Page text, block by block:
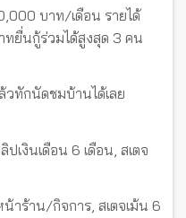
บาท/เดือน รายได้
ยื่นกู้ร่วมได้สูงสุด 3 คน
วทักนัดชมบ้านได้เลย
เงินเดือน 6 เดือน, สเตจ
าร้าน/กิจการ, สเตจเม้น 6